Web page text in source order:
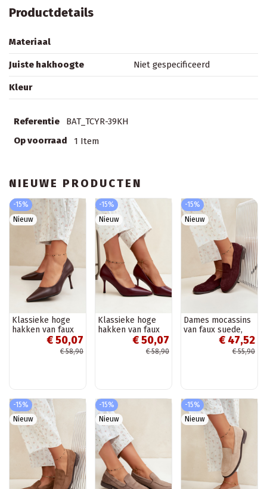
Productdetails
Materiaal
Juiste hakhoogte Niet gespecificeerd
Kleur
Referentie
BAT_TCYR-39KH
Op voorraad
1 Item
NIEUWE PRODUCTEN
-15%
Nieuw
Klassieke hoge
hakken van faux
leer, chocolade
€ 50,07
€ 58,90
-15%
Nieuw
Klassieke hoge
hakken van faux
leer, bordeaux
€ 50,07
€ 58,90
-15%
Nieuw
Dames mocassins
van faux suede,
bordeaux Laisie
€ 47,52
€ 55,90
-15%
Nieuw
-15%
Nieuw
-15%
Nieuw